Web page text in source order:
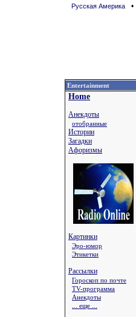
Русская Америка •
Entertainment
Home
Анекдоты
отобранные
Истории
Загадки
Афоризмы
Картинки
Эро-юмор
Этикетки
Рассылки
Гороскоп по почте
TV-программа
Анекдоты
... еще ...